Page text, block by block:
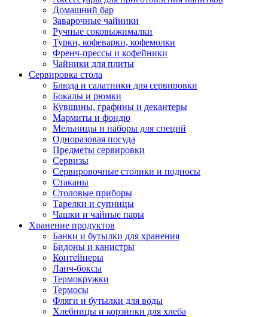
Домашний бар
Заварочные чайники
Ручные соковыжималки
Турки, кофеварки, кофемолки
Френч-прессы и кофейники
Чайники для плиты
Сервировка стола
Блюда и салатники для сервировки
Бокалы и рюмки
Кувшины, графины и декантеры
Мармиты и фондю
Мельницы и наборы для специй
Одноразовая посуда
Предметы сервировки
Сервизы
Сервировочные столики и подносы
Стаканы
Столовые приборы
Тарелки и супницы
Чашки и чайные пары
Хранение продуктов
Банки и бутылки для хранения
Бидоны и канистры
Контейнеры
Ланч-боксы
Термокружки
Термосы
Фляги и бутылки для воды
Хлебницы и корзинки для хлеба